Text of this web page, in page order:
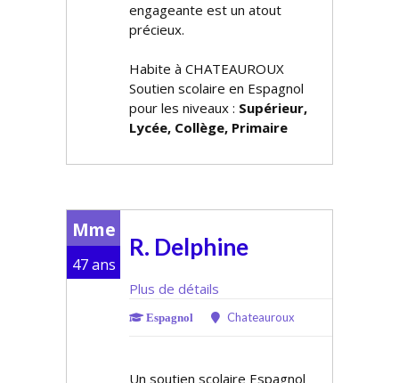
engageante est un atout
précieux.
Habite à CHATEAUROUX
Soutien scolaire en Espagnol
pour les niveaux : Supérieur,
Lycée, Collège, Primaire
Mme
47 ans
R. Delphine
Plus de détails
Espagnol Chateauroux
Un soutien scolaire Espagnol